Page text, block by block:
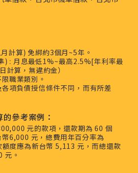
計算) 免綁約3個月~5年。
) : 月息最低1%~最高2.5%[年利率最
計算，無違約金）
職業類別。
項負債授信條件不同，而有所差
參考案例：
元的款項，還款期為 60 個
6,000 元，總費用年百分率為
度應為新台幣 5,113 元，而總還款
元。